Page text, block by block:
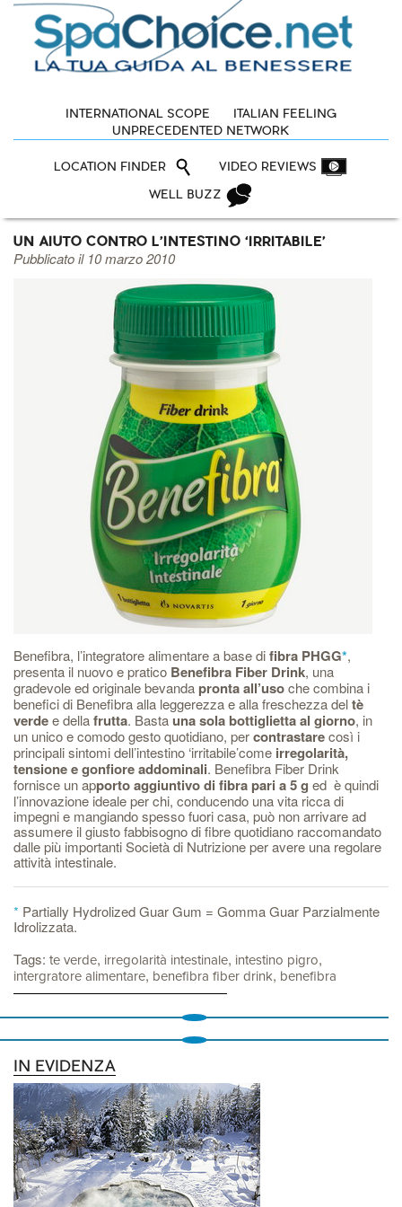
INTERNATIONAL SCOPE
ITALIAN FEELING
UNPRECEDENTED NETWORK
LOCATION FINDER VIDEO REVIEWS
WELL BUZZ
UN AIUTO CONTRO L’INTESTINO ‘IRRITABILE’
Pubblicato il 10 marzo 2010
Benefibra, l’integratore alimentare a base difibra PHGG*,
presenta il nuovo e pratico Benefibra Fiber Drink, una
gradevole ed originale bevanda pronta all’usoche combina i
benefici di Benefibra alla leggerezza e alla freschezza deltè
verdee dellafrutta. Basta una sola bottiglietta al giorno, in
un unico e comodo gesto quotidiano, percontrastarecosì i
principali sintomi dell’intestino ‘irritabile’come irregolarità,
tensione e gonfiore addominali. Benefibra Fiber Drink
fornisce un apporto aggiuntivo di fibra pari a 5 g ed è quindi
l’innovazione ideale per chi, conducendo una vita ricca di
impegni e mangiando spesso fuori casa, può non arrivare ad
assumere il giusto fabbisogno di fibre quotidiano raccomandato
dalle più importanti Società di Nutrizione per avere una regolare
attività intestinale.
* Partially Hydrolized Guar Gum = Gomma Guar Parzialmente
Idrolizzata.
Tags: te verde, irregolarità intestinale, intestino pigro,
intergratore alimentare, benefibra fiber drink, benefibra
IN EVIDENZA